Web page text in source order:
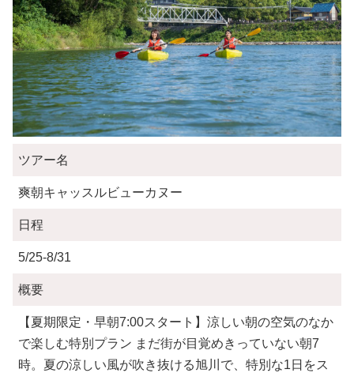
ツアー名
爽朝キャッスルビューカヌー
日程
5/25-8/31
概要
【夏期限定・早朝7:00スタート】涼しい朝の空気のなか
で楽しむ特別プラン まだ街が目覚めきっていない朝7
時。夏の涼しい風が吹き抜ける旭川で、特別な1日をス